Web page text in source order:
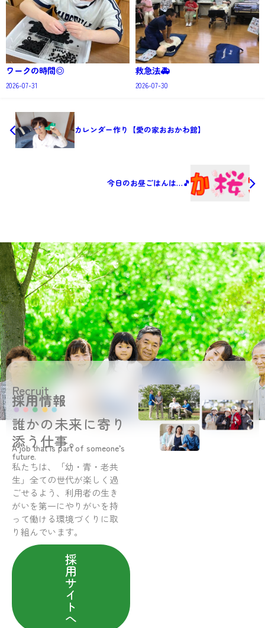
ワークの時間◎
2026-07-31
救急法🚑
2026-07-30
カレンダー作り【愛の家おおかわ館】
今日のお昼ごはんは…🎵
Recruit
採用情報
誰かの未来に寄り
添う仕事。
A job that is part of someone’s
future.
私たちは、「幼・青・老共
生」全ての世代が楽しく過
ごせるよう、利用者の生き
がいを第一にやりがいを持
って働ける環境づくりに取
り組んでいます。
採
用
サ
イ
ト
へ